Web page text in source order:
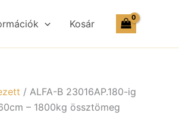
Kosár
/ ALFA-B 23016AP.180-ig
– 1800kg össztömeg